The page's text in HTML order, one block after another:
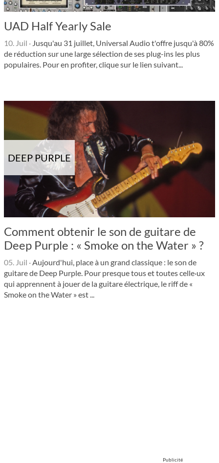
UAD Half Yearly Sale
10. Juil · Jusqu'au 31 juillet, Universal Audio t'offre jusqu'à 80%
de réduction sur une large sélection de ses plug-ins les plus
populaires. Pour en profiter, clique sur le lien suivant...
DEEP PURPLE
Comment obtenir le son de guitare de
Deep Purple : « Smoke on the Water » ?
05. Juil ·Aujourd'hui, place à un grand classique : le son de
guitare de Deep Purple. Pour presque tous et toutes celle·ux
qui apprennent à jouer de la guitare électrique, le riff de «
Smoke on the Water » est ...
Publicité